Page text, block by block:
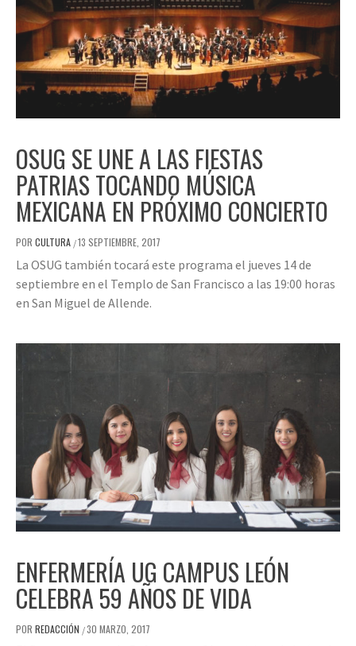
OSUG SE UNE A LAS FIESTAS
PATRIAS TOCANDO MÚSICA
MEXICANA EN PRÓXIMO CONCIERTO
POR CULTURA /13 SEPTIEMBRE, 2017
La OSUG también tocará este programa el jueves 14 de
septiembre en el Templo de San Francisco a las 19:00 horas
en San Miguel de Allende.
ENFERMERÍA UG CAMPUS LEÓN
CELEBRA 59 AÑOS DE VIDA
POR REDACCIÓN /30 MARZO, 2017